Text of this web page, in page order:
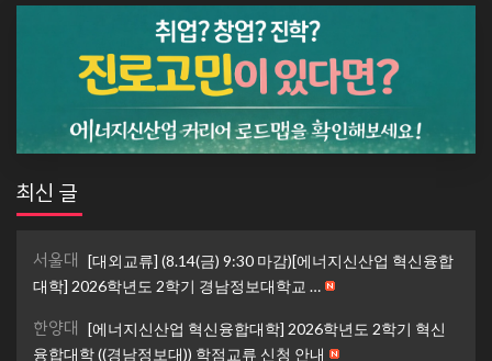
최신 글
서울대 [대외교류] (8.14(금) 9:30 마감)[에너지신산업 혁신융합
대학] 2026학년도 2학기 경남정보대학교 …
한양대 [에너지신산업 혁신융합대학] 2026학년도 2학기 혁신
융합대학 ((경남정보대)) 학점교류 신청 안내